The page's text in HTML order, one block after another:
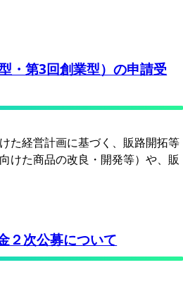
・第3回創業型）の申請受
た経営計画に基づく、販路開拓等
けた商品の改良・開発等）や、販
２次公募について